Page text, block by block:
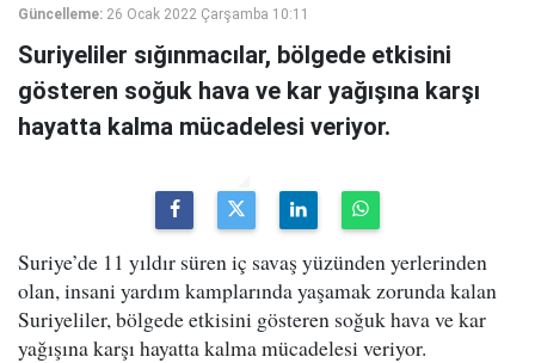
Güncelleme: 26 Ocak 2022 Çarşamba 10:11
Suriyeliler sığınmacılar, bölgede etkisini
gösteren soğuk hava ve kar yağışına karşı
hayatta kalma mücadelesi veriyor.
Suriye’de 11 yıldır süren iç savaş yüzünden yerlerinden
olan, insani yardım kamplarında yaşamak zorunda kalan
Suriyeliler, bölgede etkisini gösteren soğuk hava ve kar
yağışına karşı hayatta kalma mücadelesi veriyor.